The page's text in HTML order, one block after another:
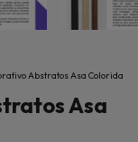
Abstratos Asa Colorida
Asa